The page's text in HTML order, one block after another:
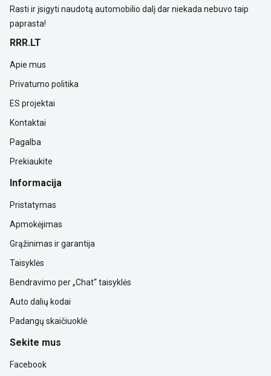
Rasti ir įsigyti naudotą automobilio dalį dar niekada nebuvo taip
paprasta!
RRR.LT
Apie mus
Privatumo politika
ES projektai
Kontaktai
Pagalba
Prekiaukite
Informacija
Pristatymas
Apmokėjimas
Grąžinimas ir garantija
Taisyklės
Bendravimo per „Chat“ taisyklės
Auto dalių kodai
Padangų skaičiuoklė
Sekite mus
Facebook